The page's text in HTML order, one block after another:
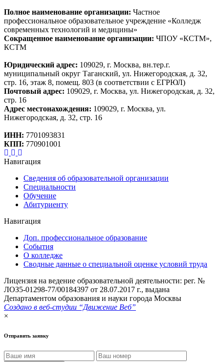
Полное наименование организации: Частное
профессиональное образовательное учреждение «Колледж
современных технологий и медицины»
Сокращенное наименование организации: ЧПОУ «КСТМ»,
КСТМ
Юридический адрес: 109029, г. Москва, вн.тер.г.
муниципальный округ Таганский, ул. Нижегородская, д. 32,
стр. 16, этаж 8, помещ. 803 (в соответствии с ЕГРЮЛ)
Почтовый адрес: 109029, г. Москва, ул. Нижегородская, д. 32,
стр. 16
Адрес местонахождения: 109029, г. Москва, ул.
Нижегородская, д. 32, стр. 16
ИНН: 7701093831
КПП: 770901001
Навигация
Сведения об образовательной организации
Специальности
Обучение
Абитуриенту
Навигация
Доп. профессиональное образование
События
О колледже
Сводные данные о специальной оценке условий труда
Лицензия на ведение образовательной деятельности: рег. №
ЛОЗ5-01298-77/00184397 от 28.07.2017 г., выдана
Департаментом образования и науки города Москвы
Создано в веб-студии “Движение Веб”
×
Отправить заявку